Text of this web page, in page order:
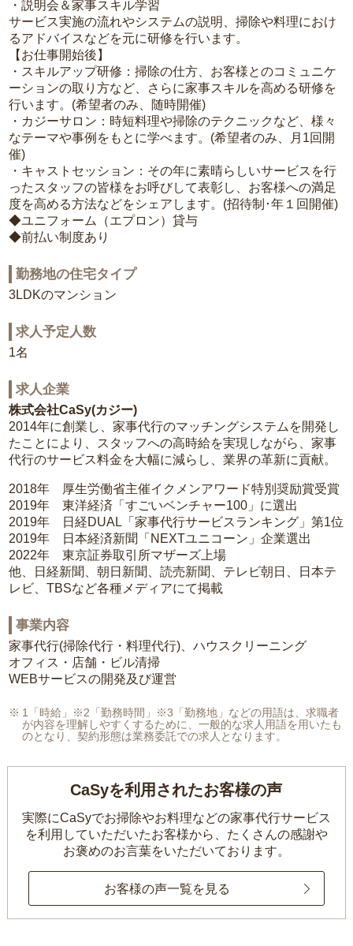
・説明会＆家事スキル学習
サービス実施の流れやシステムの説明、掃除や料理におけ
るアドバイスなどを元に研修を行います。
【お仕事開始後】
・スキルアップ研修：掃除の仕方、お客様とのコミュニケ
ーションの取り方など、さらに家事スキルを高める研修を
行います。(希望者のみ、随時開催)
・カジーサロン：時短料理や掃除のテクニックなど、様々
なテーマや事例をもとに学べます。(希望者のみ、月1回開
催)
・キャストセッション：その年に素晴らしいサービスを行
ったスタッフの皆様をお呼びして表彰し、お客様への満足
度を高める方法などをシェアします。(招待制･年１回開催)
◆ユニフォーム（エプロン）貸与
◆前払い制度あり
勤務地の住宅タイプ
3LDKのマンション
求人予定人数
1名
求人企業
株式会社CaSy(カジー)
2014年に創業し、家事代行のマッチングシステムを開発し
たことにより、スタッフへの高時給を実現しながら、家事
代行のサービス料金を大幅に減らし、業界の革新に貢献。
2018年 厚生労働省主催イクメンアワード特別奨励賞受賞
2019年 東洋経済「すごいベンチャー100」に選出
2019年 日経DUAL「家事代行サービスランキング」第1位
2019年 日本経済新聞「NEXTユニコーン」企業選出
2022年 東京証券取引所マザーズ上場
他、日経新聞、朝日新聞、読売新聞、テレビ朝日、日本テ
レビ、TBSなど各種メディアにて掲載
事業内容
家事代行(掃除代行・料理代行)、ハウスクリーニング
オフィス・店舗・ビル清掃
WEBサービスの開発及び運営
1「時給」※2「勤務時間」※3「勤務地」などの用語は、求職者
が内容を理解しやすくするために、一般的な求人用語を用いたも
のとなり、契約形態は業務委託での求人となります。
CaSyを利用されたお客様の声
実際にCaSyでお掃除やお料理などの家事代行サービス
を利用していただいたお客様から、 たくさんの感謝や
お褒めのお言葉をいただいております。
お客様の声一覧を見る